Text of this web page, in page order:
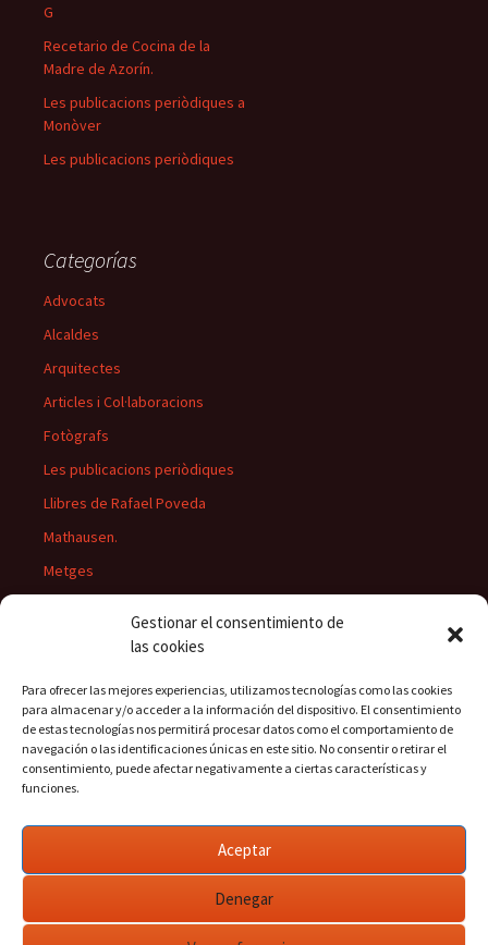
Gestionar el consentimiento de
las cookies
Para ofrecer las mejores experiencias, utilizamos tecnologías como las cookies
para almacenar y/o acceder a la información del dispositivo. El consentimiento
de estas tecnologías nos permitirá procesar datos como el comportamiento de
navegación o las identificaciones únicas en este sitio. No consentir o retirar el
consentimiento, puede afectar negativamente a ciertas características y
funciones.
Aceptar
Denegar
G
Recetario de Cocina de la
Madre de Azorín.
Les publicacions periòdiques a
Monòver
Les publicacions periòdiques
Categorías
Advocats
Alcaldes
Arquitectes
Articles i Col·laboracions
Fotògrafs
Les publicacions periòdiques
Llibres de Rafael Poveda
Mathausen.
Metges
Presidents del Casino
Rectors